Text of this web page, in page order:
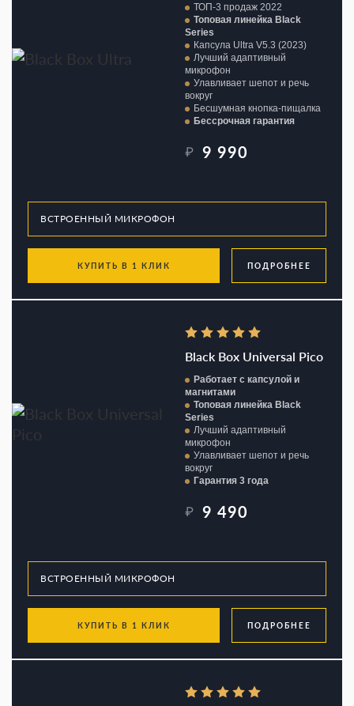
ТОП-3 продаж 2022
Топовая линейка Black
Series
Капсула Ultra V5.3 (2023)
Лучший адаптивный
микрофон
Улавливает шепот и речь
вокруг
Бесшумная кнопка-пищалка
Бессрочная гарантия
₽ 9 990
КУПИТЬ В 1 КЛИК ПОДРОБНЕЕ
Black Box Universal Pico
Работает с капсулой и
магнитами
Топовая линейка Black
Series
Лучший адаптивный
микрофон
Улавливает шепот и речь
вокруг
Гарантия 3 года
₽ 9 490
КУПИТЬ В 1 КЛИК ПОДРОБНЕЕ